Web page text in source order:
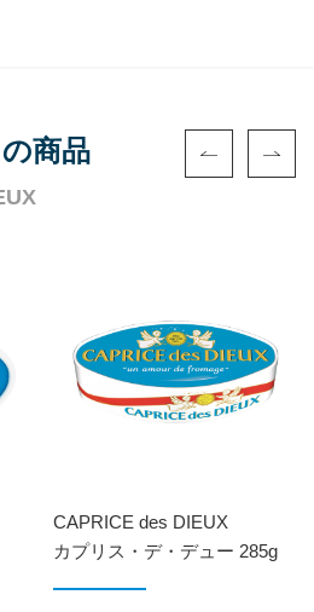
商品
CAPRICE des DIEUX
カプリス・デ・デュー 285g